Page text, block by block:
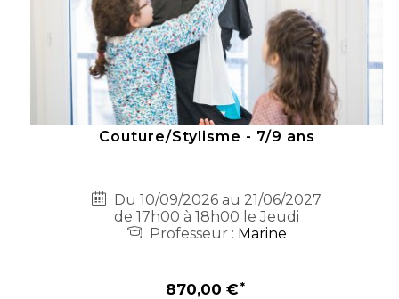
Couture/Stylisme - 7/9 ans
Du 10/09/2026 au 21/06/2027
de 17h00 à 18h00 le Jeudi
Professeur : Marine
870,00 €